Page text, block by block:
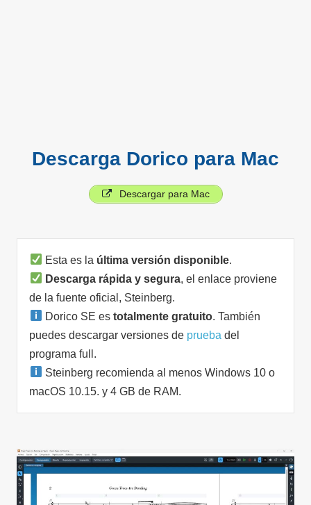
Descarga Dorico para Mac
Descargar para Mac
Esta es la última versión disponible.
Descarga rápida y segura, el enlace proviene
de la fuente oficial, Steinberg.
Dorico SE es totalmente gratuito. También
puedes descargar versiones de prueba del
programa full.
Steinberg recomienda al menos Windows 10 o
macOS 10.15. y 4 GB de RAM.